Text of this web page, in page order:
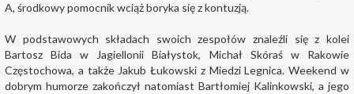
A, środkowy pomocnik wciąż boryka się z kontuzją.
W podstawowych składach swoich zespołów znaleźli się z kolei
Bartosz Bida w Jagiellonii Białystok, Michał Skóraś w Rakowie
Częstochowa, a także Jakub Łukowski z Miedzi Legnica. Weekend w
dobrym humorze zakończył natomiast Bartłomiej Kalinkowski, a jego